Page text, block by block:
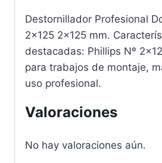
Destornillador Profesional
2×125 2×125 mm.
destacadas: Phillips Nº
para trabajos de montaje,
uso profesional.
Valoraciones
No hay valoraciones aún.